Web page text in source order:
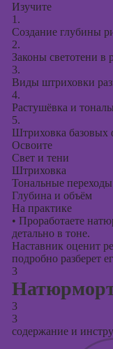
Изучите
1.
Создание глубины
2.
Законы светотени в
3.
Виды штриховки
4.
Растушёвка и
5.
Штриховка базовых
Освоите
Свет и тени
Штриховка
Тональные переходы
Глубина и объём
На практике
• Проработаете
детально в тоне.
Наставник оценит
подробно разберет
3
3
3
содержание и